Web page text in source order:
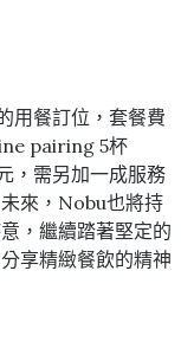
用餐訂位，套餐費
pairing 5杯
，需另加一成服務
來，Nobu也將持
，繼續踏著堅定的
享精緻餐飲的精神